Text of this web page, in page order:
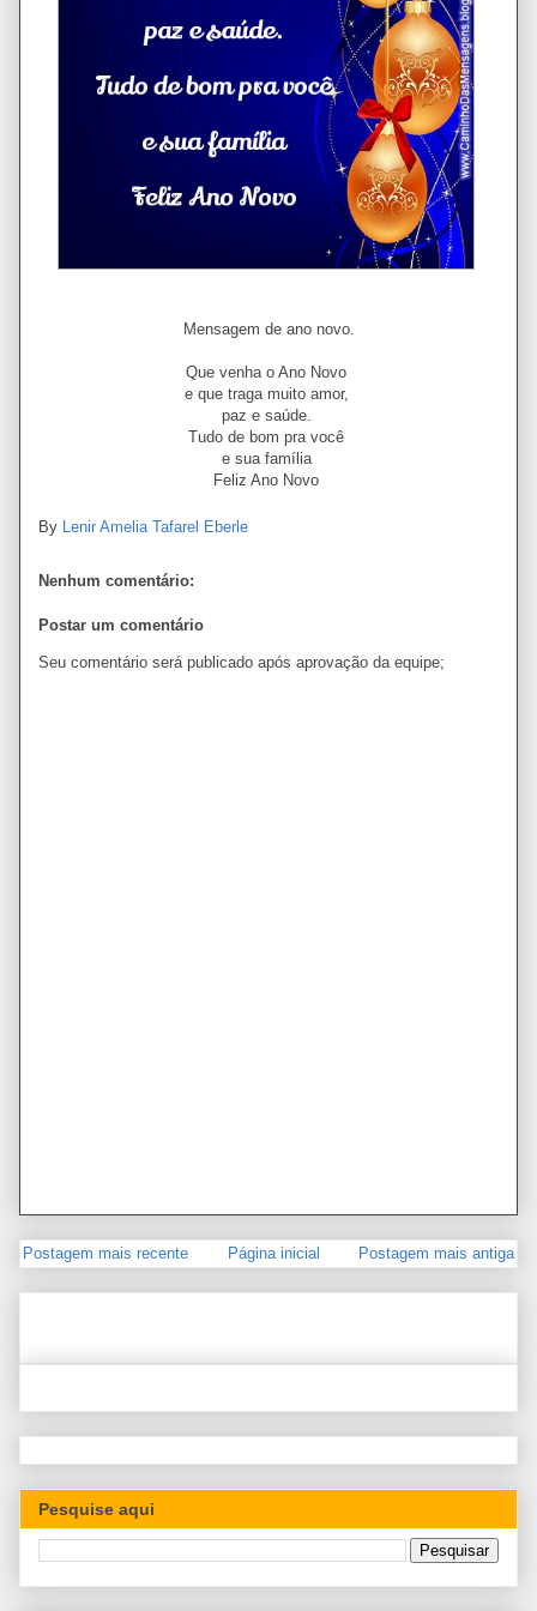
Mensagem de ano novo.
Que venha o Ano Novo
e que traga muito amor,
paz e saúde.
Tudo de bom pra você
e sua família
Feliz Ano Novo
By Lenir Amelia Tafarel Eberle
Nenhum comentário:
Postar um comentário
Seu comentário será publicado após aprovação da equipe;
Postagem mais recente Postagem mais antiga
Página inicial
Pesquise aqui